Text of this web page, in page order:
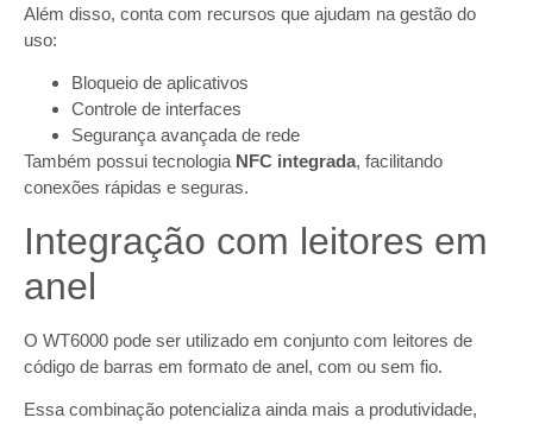
Além disso, conta com recursos que ajudam na gestão do
uso:
Bloqueio de aplicativos
Controle de interfaces
Segurança avançada de rede
Também possui tecnologia NFC integrada, facilitando
conexões rápidas e seguras.
Integração com leitores em
anel
O WT6000 pode ser utilizado em conjunto com leitores de
código de barras em formato de anel, com ou sem fio.
Essa combinação potencializa ainda mais a produtividade,